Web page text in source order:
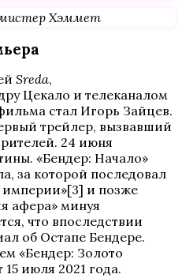
Хэммет
Sreda,
Цекало и телеканалом
стал Игорь Зайцев.
трейлер, вызвавший
24 июня
«Бендер: Начало»
за которой последовал
и позже
афера» минуя
что впоследствии
об Остапе Бендере.
«Бендер: Золото
июля 2021 года.